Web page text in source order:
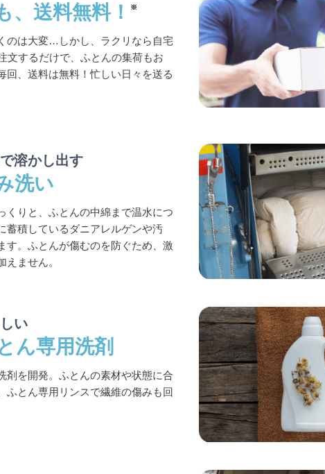
、送料無料！ ※
のは大変…しかし、ラクリなら自宅
文するだけで、ふとんの集荷もお
回、送料は無料！忙しい日々を送る
溶かし出す
洗い
くりと、ふとんの中綿まで温水につ
蓄積しているダニアレルゲンや汚
す。ふとんが傷むのを防ぐため、激
ません。
い
ん専用洗剤
剤を開発。ふとんの素材や状態に合
ふとん専用リンスで繊維の傷みも回